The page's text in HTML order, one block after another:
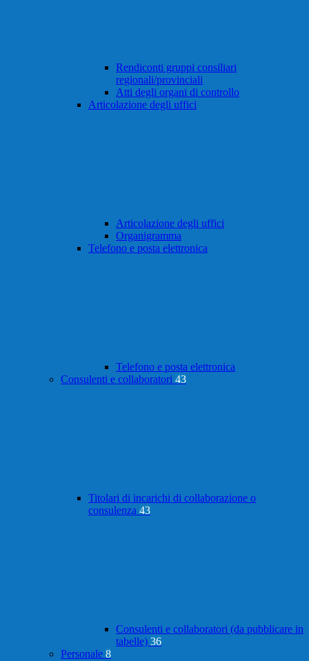
Rendiconti gruppi consiliari
regionali/provinciali
Atti degli organi di controllo
Articolazione degli uffici
Articolazione degli uffici
Organigramma
Telefono e posta elettronica
Telefono e posta elettronica
Consulenti e collaboratori 43
Titolari di incarichi di collaborazione o
consulenza 43
Consulenti e collaboratori (da pubblicare in
tabelle) 36
Personale 8